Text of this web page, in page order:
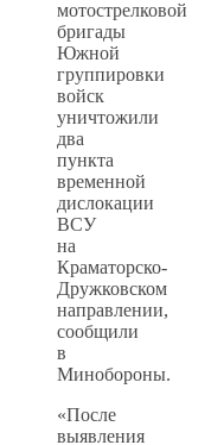
мотострелковой
бригады
Южной
группировки
войск
уничтожили
два
пункта
временной
дислокации
ВСУ
на
Краматорско-
Дружковском
направлении,
сообщили
в
Минобороны.
«После
выявления